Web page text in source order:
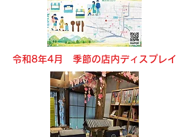
令和8年4月 ​季節の店内ディスプレイ